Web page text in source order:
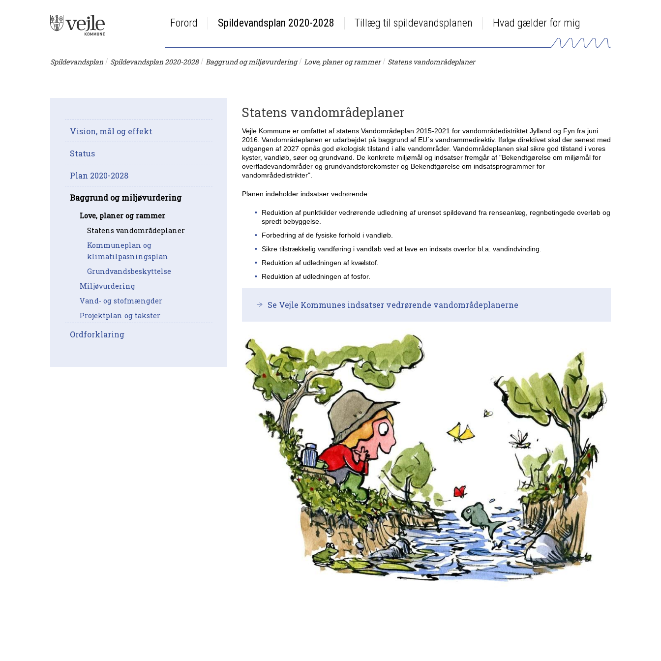
Forord Spildevandsplan 2020-2028 Tillæg til spildevandsplanen Hvad gælder for mig
Spildevandsplan / Spildevandsplan 2020-2028 / Baggrund og miljøvurdering / Love, planer og rammer / Statens vandområdeplaner
Vision, mål og effekt
Status
Plan 2020-2028
Baggrund og miljøvurdering
Love, planer og rammer
Statens vandområdeplaner
Kommuneplan og
klimatilpasningsplan
Grundvandsbeskyttelse
Miljøvurdering
Vand- og stofmængder
Projektplan og takster
Ordforklaring
Statens vandområdeplaner
Vejle Kommune er omfattet af statens Vandområdeplan 2015-2021 for vandområdedistriktet Jylland og Fyn fra juni
2016. Vandområdeplanen er udarbejdet på baggrund af EU´s vandrammedirektiv. Ifølge direktivet skal der senest med
udgangen af 2027 opnås god økologisk tilstand i alle vandområder. Vandområdeplanen skal sikre god tilstand i vores
kyster, vandløb, søer og grundvand. De konkrete miljømål og indsatser fremgår af "Bekendtgørelse om miljømål for
overfladevandområder og grundvandsforekomster og Bekendtgørelse om indsatsprogrammer for
vandområdedistrikter".
Planen indeholder indsatser vedrørende:
Reduktion af punktkilder vedrørende udledning af urenset spildevand fra renseanlæg, regnbetingede overløb og
spredt bebyggelse.
Forbedring af de fysiske forhold i vandløb.
Sikre tilstrækkelig vandføring i vandløb ved at lave en indsats overfor bl.a. vandindvinding.
Reduktion af udledningen af kvælstof.
Reduktion af udledningen af fosfor.
Se Vejle Kommunes indsatser vedrørende vandområdeplanerne